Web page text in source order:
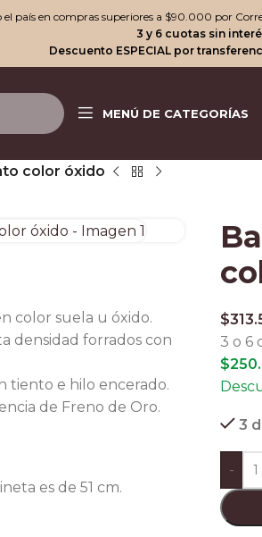
el país en compras superiores a $90.000 por
3 y 6 cuotas sin
Descuento ESPECIAL por
MENÚ DE CATEGORÍAS
color óxido
color suela u óxido.
densidad forrados con
tiento e hilo encerado.
de Freno de Oro.
es de 51 cm.
$
3 o 6
$
3
-